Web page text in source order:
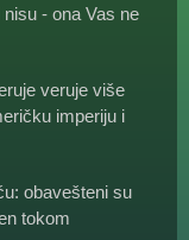
- ona Vas ne
veruje više
imperiju i
obavešteni su
tokom